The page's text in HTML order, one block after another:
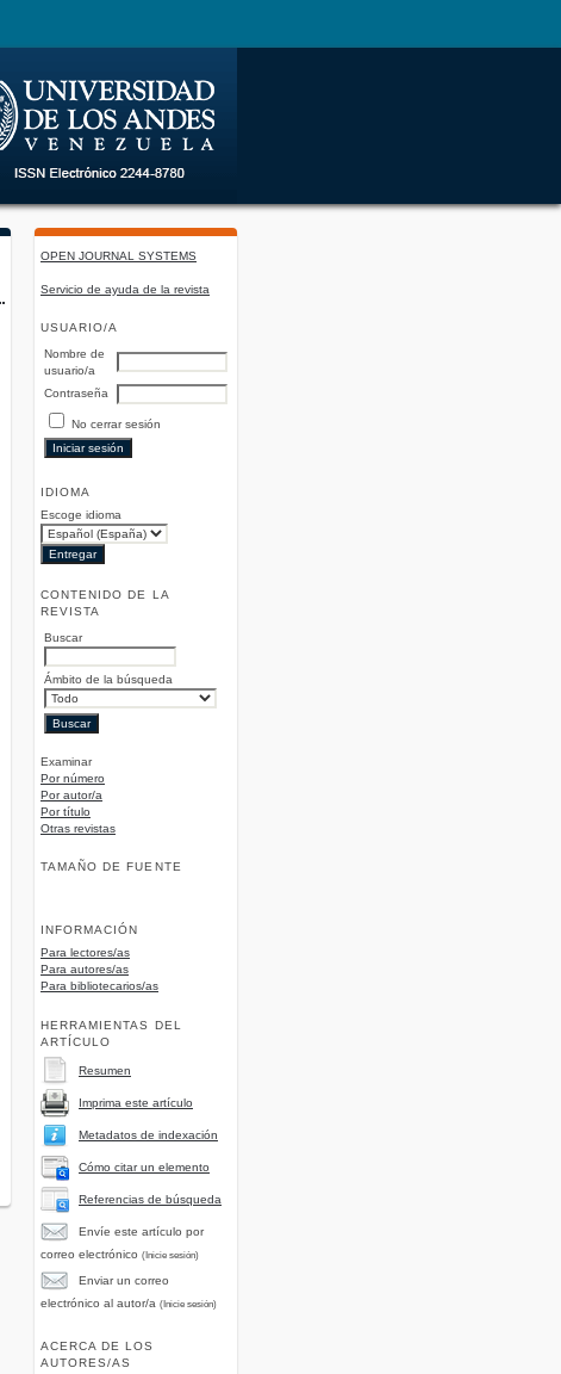
OPEN JOURNAL SYSTEMS
Servicio de ayuda de la revista
USUARIO/A
Nombre de
usuario/a
Contraseña
No cerrar sesión
IDIOMA
Escoge idioma
CONTENIDO DE LA
REVISTA
Buscar
Ámbito de la búsqueda
Examinar
Por número
Por autor/a
Por título
Otras revistas
TAMAÑO DE FUENTE
INFORMACIÓN
Para lectores/as
Para autores/as
Para bibliotecarios/as
HERRAMIENTAS DEL
ARTÍCULO
Resumen
Imprima este artículo
Metadatos de indexación
Cómo citar un elemento
Referencias de búsqueda
Envíe este artículo por
correo electrónico (Inicie sesión)
Enviar un correo
electrónico al autor/a (Inicie sesión)
ACERCA DE LOS
AUTORES/AS